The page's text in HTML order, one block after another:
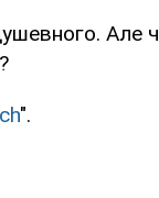
Але
".